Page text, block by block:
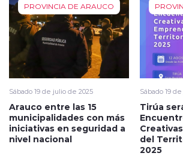
PROVINCIA DE ARAUCO
Sábado 19 de julio de 2025
Arauco entre las 15
municipalidades con más
iniciativas en seguridad a
nivel nacional
Sábado 19
Tirúa
del
2025